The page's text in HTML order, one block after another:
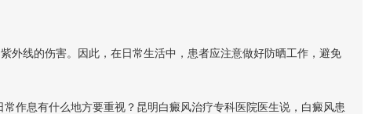
线的伤害。因此，在日常生活中，患者应注意做好防晒工作，避免
息有什么地方要重视？昆明白癜风治疗专科医院医生说，白癜风患